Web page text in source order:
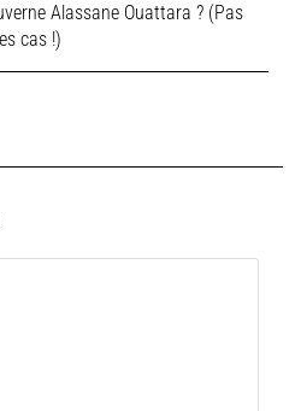
Alassane Ouattara ? (Pas
cas !)